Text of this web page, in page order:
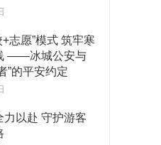
+志愿”模式 筑牢寒
——冰城公安与
”的平安约定
力以赴 守护游客